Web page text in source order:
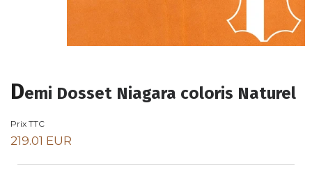
Demi Dosset Niagara coloris Naturel
Prix TTC
219.01 EUR